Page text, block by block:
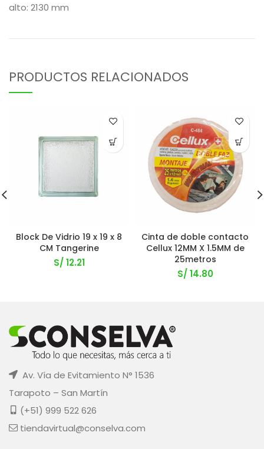
alto: 2130 mm
PRODUCTOS RELACIONADOS
Block De Vidrio 19 x 19 x 8
CM Tangerine
S/12.21
Cinta de doble contacto
Cellux 12MM X 1.5MM de
25metros
S/14.80
Av. Vía de Evitamiento N° 1536
Tarapoto – San Martín
(+51) 999 522 626
tiendavirtual@conselva.com